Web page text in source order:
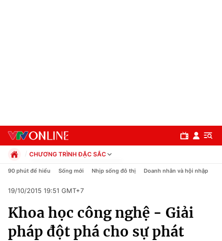
Chuyên mục
Chính trị
CHƯƠNG TRÌNH ĐẶC SẮC
Chính trị
Pháp luật
Kinh tế
Thể thao
Truyền hình
90 phút để hiểu Sống mới Nhịp sống đô thị Doanh nhân và hội nhập
19/10/2015 19:51 GMT+7
Khoa học công nghệ - Giải
pháp đột phá cho sự phát